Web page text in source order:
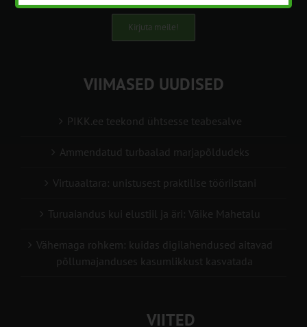
Kirjuta meile!
VIIMASED UUDISED
PIKK.ee teekond ühtsesse teabesalve
Ammendatud turbaalad marjapõldudeks
Virtuaaltara: unistusest praktilise tööriistani
Turuaiandus kui elustiil ja äri: Väike Mahetalu
Vähemaga rohkem: kuidas digilahendused aitavad
põllumajanduses kasumlikkust kasvatada
VIITED